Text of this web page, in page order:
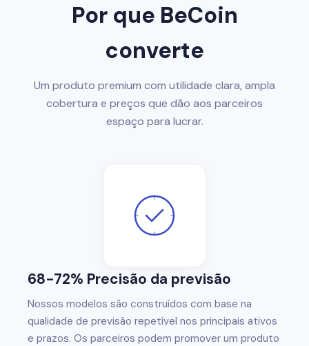
Por que BeCoin
converte
Um produto premium com utilidade clara, ampla
cobertura e preços que dão aos parceiros
espaço para lucrar.
68-72% Precisão da previsão
Nossos modelos são construídos com base na
qualidade de previsão repetível nos principais ativos
e prazos. Os parceiros podem promover um produto